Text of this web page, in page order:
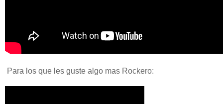
Para los que les guste algo mas Rockero: